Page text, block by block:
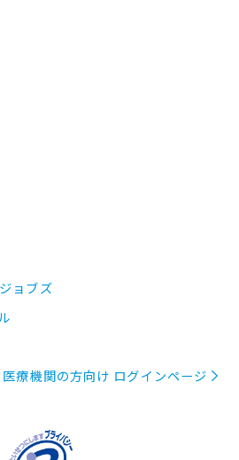
ョブズ
医療機関の方向け ログインページ